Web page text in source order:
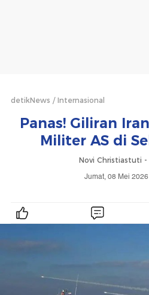
detikNews Internasional
Panas! Giliran
Militer AS di
Novi Christiastuti -
Jumat, 08 Mei